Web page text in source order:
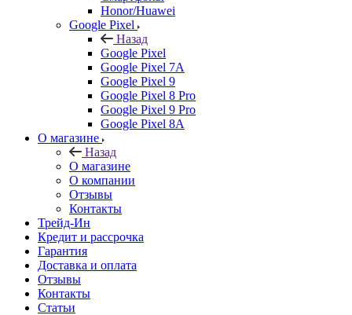
Honor/Huawei
Google Pixel
Назад
Google Pixel
Google Pixel 7А
Google Pixel 9
Google Pixel 8 Pro
Google Pixel 9 Pro
Google Pixel 8A
О магазине
Назад
О магазине
О компании
Отзывы
Контакты
Трейд-Ин
Кредит и рассрочка
Гарантия
Доставка и оплата
Отзывы
Контакты
Статьи